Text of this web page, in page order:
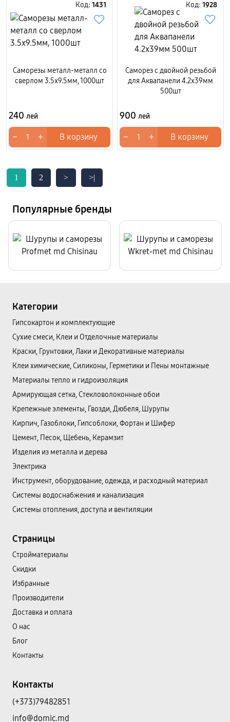
Код: 1431
Саморезы металл-металл со
сверлом 3.5x9.5мм, 1000шт
240 лей
− + В корзину
Код: 1928
Саморез с двойной резьбой
для Аквапанели 4.2x39мм
500шт
900 лей
− + В корзину
1 2 > >|
Популярные бренды
Категории
Гипсокартон и комплектующие
Сухие смеси, Клеи и Отделочные материалы
Краски, Грунтовки, Лаки и Декоративные материалы
Клеи химические, Силиконы, Герметики и Пены монтажные
Материалы тепло и гидроизоляция
Армирующая сетка, Стекловолоконные обои
Крепежные элементы, Гвозди, Дюбеля, Шурупы
Кирпич, Газоблоки, Гипсоблоки, Фортан и Шифер
Цемент, Песок, Щебень, Керамзит
Изделия из металла и дерева
Электрика
Инструмент, оборудование, одежда, и расходный материал
Системы водоснабжения и канализация
Системы отопления, доступа и вентиляции
Страницы
Cтройматериалы
Скидки
Избранные
Производители
Доставка и оплата
О нас
Блог
Контакты
Контакты
(+373)79482851
info@domic.md